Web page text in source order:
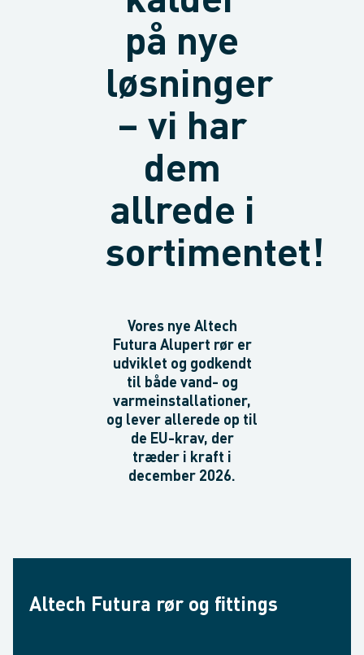
på nye
løsninger
– vi har
dem
allrede i
sortimentet!
Vores nye Altech
Futura Alupert rør er
udviklet og godkendt
til både vand- og
varmeinstallationer,
og lever allerede op til
de EU-krav, der
træder i kraft i
december 2026.
Altech Futura rør og fittings